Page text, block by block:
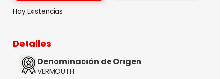
Hay Existencias
Detalles
Denominación de Origen
VERMOUTH